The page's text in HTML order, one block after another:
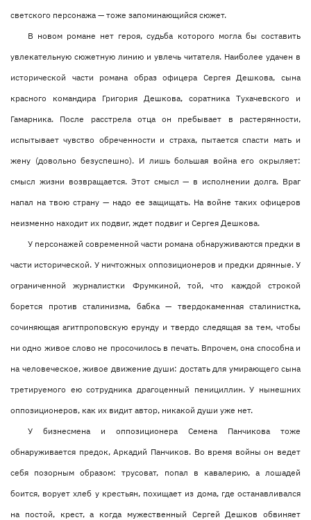
светского персонажа — тоже запоминающийся сюжет.
В новом романе нет героя, судьба которого могла бы составить
увлекательную сюжетную линию и увлечь читателя. Наиболее удачен в
исторической части романа образ офицера Сергея Дешкова, сына
красного командира Григория Дешкова, соратника Тухачевского и
Гамарника. После расстрела отца он пребывает в растерянности,
испытывает чувство обреченности и страха, пытается спасти мать и
жену (довольно безуспешно). И лишь большая война его окрыляет:
смысл жизни возвращается. Этот смысл — в исполнении долга. Враг
напал на твою страну — надо ее защищать. На войне таких офицеров
неизменно находит их подвиг, ждет подвиг и Сергея Дешкова.
У персонажей современной части романа обнаруживаются предки в
части исторической. У ничтожных оппозиционеров и предки дрянные. У
ограниченной журналистки Фрумкиной, той, что каждой строкой
борется против сталинизма, бабка — твердокаменная сталинистка,
сочиняющая агитпроповскую ерунду и твердо следящая за тем, чтобы
ни одно живое слово не просочилось в печать. Впрочем, она способна и
на человеческое, живое движение души: достать для умирающего сына
третируемого ею сотрудника драгоценный пенициллин. У нынешних
оппозиционеров, как их видит автор, никакой души уже нет.
У бизнесмена и оппозиционера Семена Панчикова тоже
обнаруживается предок, Аркадий Панчиков. Во время войны он ведет
себя позорным образом: трусоват, попал в кавалерию, а лошадей
боится, ворует хлеб у крестьян, похищает из дома, где останавливался
на постой, крест, а когда мужественный Сергей Дешков обвиняет